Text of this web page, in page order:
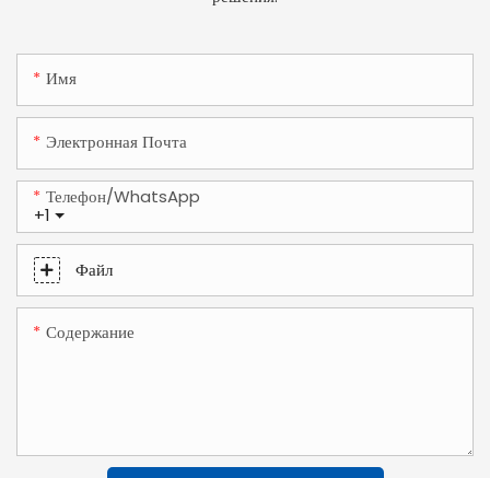
Имя
Электронная Почта
+1
Телефон/WhatsApp
Файл
Содержание